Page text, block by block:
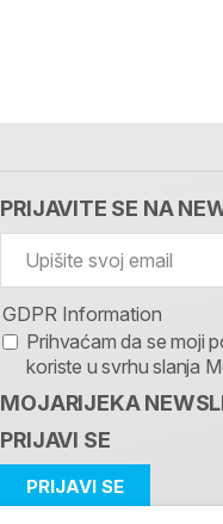
PRIJAVITE SE NA
GDPR Information
Prihvaćam da se moji
koriste u svrhu slanja
MOJARIJEKA
PRIJAVI SE